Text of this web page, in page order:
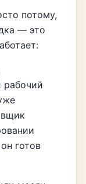
потому,
— это
рабочий
готов